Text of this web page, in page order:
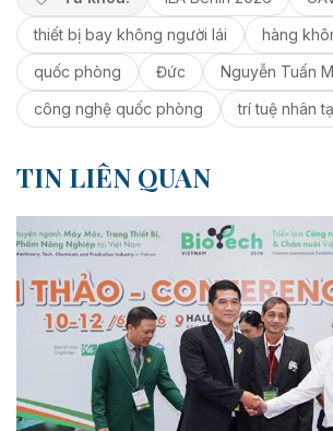
thiết bị bay không người lái
hàng
quốc phòng
Đức Nguyễn Tuấn
công nghệ quốc phòng
trí tuệ nhân
TIN LIÊN QUAN